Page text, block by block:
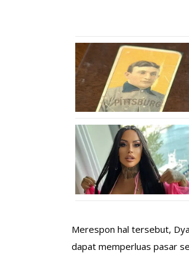
Merespon hal tersebut,
dapat memperluas pasar